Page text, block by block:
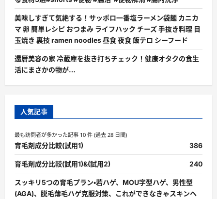
美味しすぎて気絶する！サッポロ一番塩ラーメン袋麺 カニカ
マ 卵 簡単レシピ おつまみ ライフハック チーズ 手抜き料理 目
玉焼き 裏技 ramen noodles 昼食 夜食 飯テロ シーフード
還暦美容の家 冷蔵庫を抜き打ちチェック！健康オタクの食生
活にまさかの物が…
人気記事
最も訪問者が多かった記事 10 件 (過去 28 日間)
育毛剤成分比較(試用1) 386
育毛剤成分比較(試用1)&(試用2) 240
スッキリ5つの育毛プラン・若ハゲ、MOU字型ハゲ、男性型
(AGA)、脱毛薄毛ハゲ克服対策、これができなきゃスキンヘ